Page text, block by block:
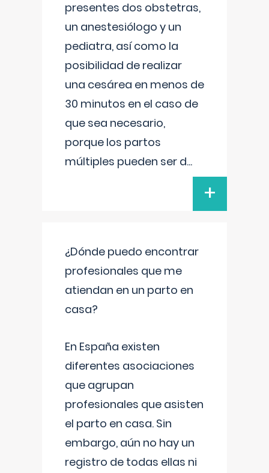
presentes dos obstetras,
un anestesiólogo y un
pediatra, así como la
posibilidad de realizar
una cesárea en menos de
30 minutos en el caso de
que sea necesario,
porque los partos
múltiples pueden ser d...
+
¿Dónde puedo encontrar
profesionales que me
atiendan en un parto en
casa?
En España existen
diferentes asociaciones
que agrupan
profesionales que asisten
el parto en casa. Sin
embargo, aún no hay un
registro de todas ellas ni